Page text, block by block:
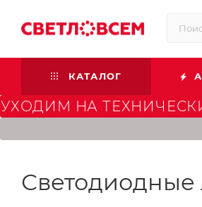
КАТАЛОГ
УХОДИМ НА
Светодиодные